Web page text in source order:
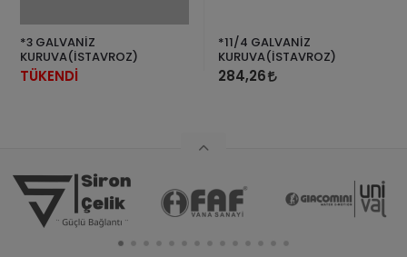
*3 GALVANİZ
KURUVA(İSTAVROZ)
TÜKENDİ
*11/4 GALVANİZ
KURUVA(İSTAVROZ)
284,26